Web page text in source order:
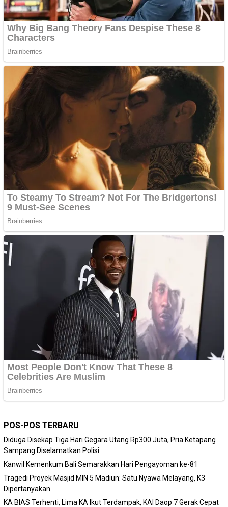
POS-POS TERBARU
Diduga Disekap Tiga Hari Gegara Utang Rp300 Juta, Pria Ketapang
Sampang Diselamatkan Polisi
Kanwil Kemenkum Bali Semarakkan Hari Pengayoman ke-81
Tragedi Proyek Masjid MIN 5 Madiun: Satu Nyawa Melayang, K3
Dipertanyakan
KA BIAS Terhenti, Lima KA Ikut Terdampak, KAI Daop 7 Gerak Cepat